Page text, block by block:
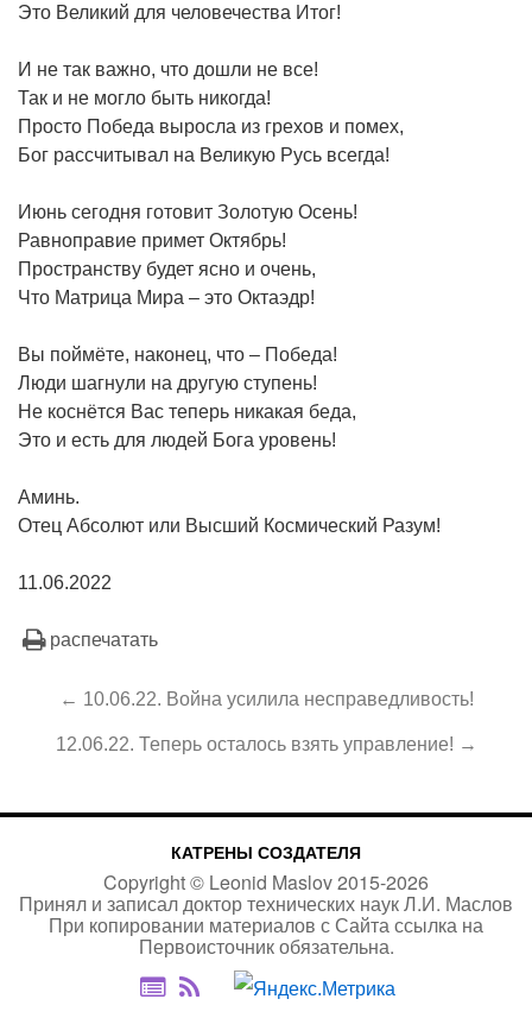
Это Великий для человечества Итог!
И не так важно, что дошли не все!
Так и не могло быть никогда!
Просто Победа выросла из грехов и помех,
Бог рассчитывал на Великую Русь всегда!
Июнь сегодня готовит Золотую Осень!
Равноправие примет Октябрь!
Пространству будет ясно и очень,
Что Матрица Мира – это Октаэдр!
Вы поймёте, наконец, что – Победа!
Люди шагнули на другую ступень!
Не коснётся Вас теперь никакая беда,
Это и есть для людей Бога уровень!
Аминь.
Отец Абсолют или Высший Космический Разум!
11.06.2022
распечатать
← 10.06.22. Война усилила несправедливость!
12.06.22. Теперь осталось взять управление! →
КАТРЕНЫ СОЗДАТЕЛЯ
Copyright © Leonid Maslov2015-2026
Принял и записал доктор технических наук Л.И. Маслов
При копировании материалов с Сайтассылка на
Первоисточникобязательна.